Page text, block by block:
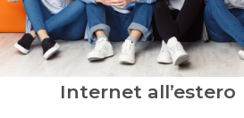
Internet all’estero